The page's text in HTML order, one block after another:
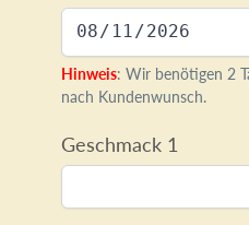
Hinweis: Wir benötigen 2
nach Kundenwunsch.
Geschmack 1